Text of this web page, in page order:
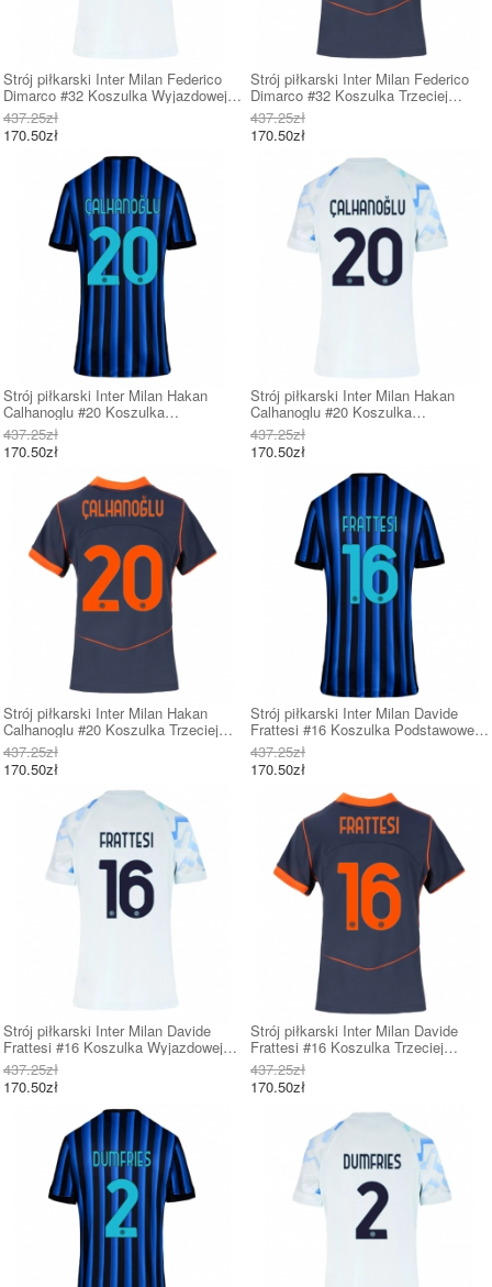
Strój piłkarski Inter Milan Federico
Dimarco #32 Koszulka Wyjazdowej
damskie 2025-26 Krótki Rękaw
437.25zł
170.50zł
Strój piłkarski Inter Milan Federico
Dimarco #32 Koszulka Trzeciej
damskie 2025-26 Krótki Rękaw
437.25zł
170.50zł
Strój piłkarski Inter Milan Hakan
Calhanoglu #20 Koszulka
Podstawowej damskie 2025-26 Krótki
Rękaw
437.25zł
170.50zł
Strój piłkarski Inter Milan Hakan
Calhanoglu #20 Koszulka
Wyjazdowej damskie 2025-26 Krótki
Rękaw
437.25zł
170.50zł
Strój piłkarski Inter Milan Hakan
Calhanoglu #20 Koszulka Trzeciej
damskie 2025-26 Krótki Rękaw
437.25zł
170.50zł
Strój piłkarski Inter Milan Davide
Frattesi #16 Koszulka Podstawowej
damskie 2025-26 Krótki Rękaw
437.25zł
170.50zł
Strój piłkarski Inter Milan Davide
Frattesi #16 Koszulka Wyjazdowej
damskie 2025-26 Krótki Rękaw
437.25zł
170.50zł
Strój piłkarski Inter Milan Davide
Frattesi #16 Koszulka Trzeciej
damskie 2025-26 Krótki Rękaw
437.25zł
170.50zł